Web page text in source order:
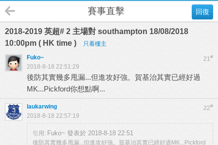
回復
賽事直擊
2018-2019 英超# 2 主場對 southampton 18/08/2018
10:00pm ( HK time )
只看樓主
21#
Fuko~
2018-8-18 22:51:29
後防其實幾多甩漏...但進攻好強。賀基治其實已經好過
MK...Pickford你想點啊...
22#
laukarwing
2018-8-18 22:57:19
引用: Fuko~ 發表於 2018-8-18 22:51
後防其實幾多甩漏...但進攻好強。賀基治其實已經好過MK...Pickford